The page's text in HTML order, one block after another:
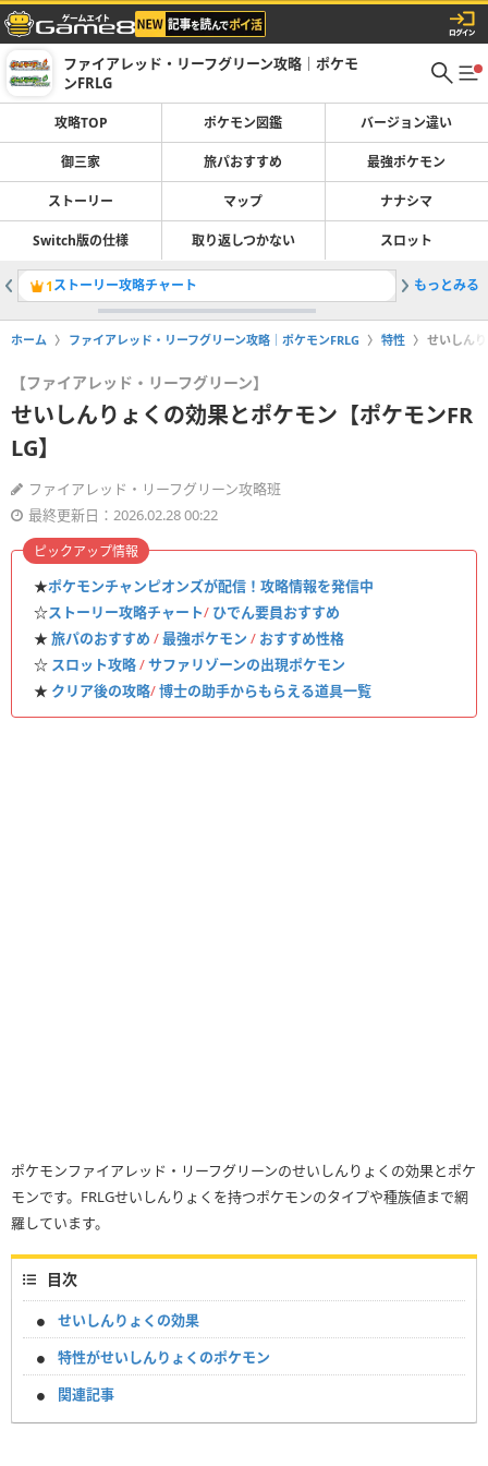
ファイアレッド・リーフグリーン攻略｜ポケモ
ンFRLG
攻略TOP ポケモン図鑑 バージョン違い
御三家 旅パおすすめ 最強ポケモン
ストーリー マップ ナナシマ
Switch版の仕様 取り返しつかない スロット
1ストーリー攻略チャート 2旅パの
もっとみる
ホーム ファイアレッド・リーフグリーン攻略｜ポケモンFRLG 特性 せいしん
【ファイアレッド・リーフグリーン】
せいしんりょくの効果とポケモン【ポケモンFR
LG】
ファイアレッド・リーフグリーン攻略班
最終更新日：2026.02.28 00:22
★ポケモンチャンピオンズが配信！攻略情報を発信中
☆ストーリー攻略チャート/ ひでん要員おすすめ
★旅パのおすすめ /最強ポケモン / おすすめ性格
☆ スロット攻略/サファリゾーンの出現ポケモン
★ クリア後の攻略/博士の助手からもらえる道具一覧
ピックアップ情報
ポケモンファイアレッド・リーフグリーンのせいしんりょくの効果とポケ
モンです。FRLGせいしんりょくを持つポケモンのタイプや種族値まで網
羅しています。
目次
せいしんりょくの効果
特性がせいしんりょくのポケモン
関連記事